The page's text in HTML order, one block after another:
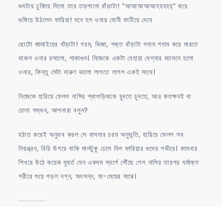
গুদটায় ঢুকিয়ে দিলো তার তড়পানো বাঁড়াটা! “আআআআআহহহহহ্” করে
গুঙ্গিয়ে উঠলেন ফারিয়া! মনে হল ওনার যোনী ফাটিয়ে দেবে
ছোটো জামাইয়ের বাঁড়াটা! গরম, ভিজা, শক্ত বাঁড়াটা গদাম গদাম করে মারতে
থাকল ওনার রসালো, পাকাগুদ। নিজেকে একটা বেহায়া বেশ্যার মতমনে হলো
ওনার, কিন্তু সেটা দারুণ ভালো লাগতে লাগল একই সাথে।
নিজেকে হারিয়ে ফেলল নাসির শ্বাশুড়িমাকে চুদতে চুদতে, আর কতক্ষনই বা
চোদা সম্ভব, আপনারা বলুন?
হঠাত করেই অনুভব করল সে বাসনার চরম অনুভূতি, হারিয়ে ফেলল সব
নিয়ন্ত্রন, বিচি উগরে বাকি মালটুকু ঢেলে দিল ফারিয়ার গুদের গভীরে। কামনার
শিখরে উঠে কয়েক মুহুর্ত যেন একদম স্বর্গে পৌঁছে গেল নাসির তারপর ঘর্মাক্ত
শরীরে শুয়ে পড়ল নগ্ন, অবসন্ন, মা-মেয়ের মাঝে।